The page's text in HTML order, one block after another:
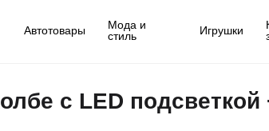
Автотовары Мода и
стиль Игрушки
с LED